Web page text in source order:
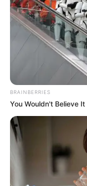
No dejar
evitar
Planear la
que necesiten
Cortes de
para este
TEMAS
BRAINBERRIES
You Wouldn't Believe